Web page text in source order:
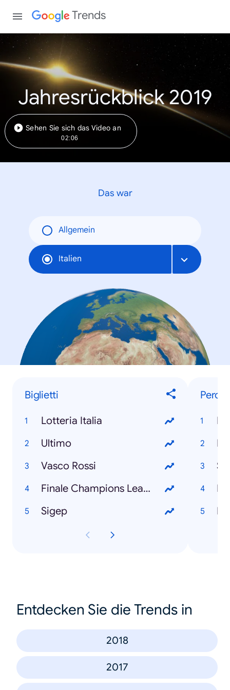
Trends
Jahresrückblick 2019
Sehen Sie sich das Video an
02:06
Das war
Allgemein
Italien
Biglietti
Lotteria Italia
Ultimo
Vasco Rossi
Finale Champions League
Sigep
È
Si
Entdecken Sie die Trends in
2018
2017